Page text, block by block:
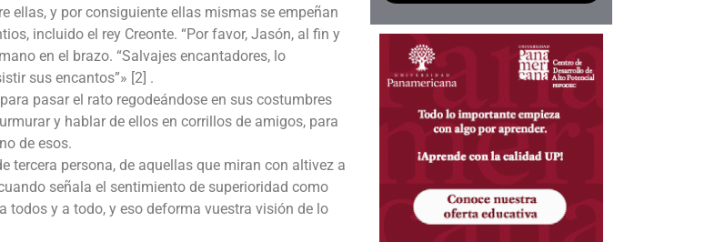
ellas, y por consiguiente ellas mismas se empeñan
incluido el rey Creonte. “Por favor, Jasón, al fin y
en el brazo. “Salvajes encantadores, lo
sus encantos”» [2] .
pasar el rato regodeándose en sus costumbres
y hablar de ellos en corrillos de amigos, para
de esos.
tercera persona, de aquellas que miran con altivez a
señala el sentimiento de superioridad como
todos y a todo, y eso deforma vuestra visión de lo